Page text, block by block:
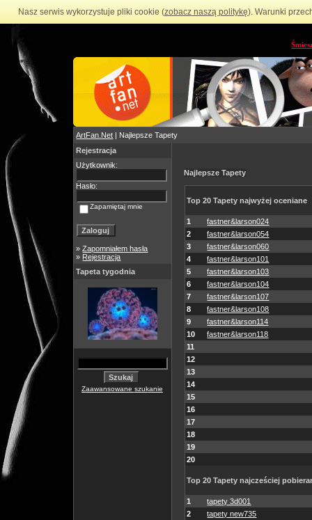
Nasz serwis wykorzystuje pliki cookie (zobacz naszą politykę). Warunki
ArtFan.Net | Najlepsze Tapety
Rejestracja
Użytkownik:
Hasło:
Zapamiętaj mnie
»Zapomniałem hasła
» Rejestracja
Tapeta tygodnia
Zaawansowane szukanie
Najlepsze Tapety
Top 20 Tapety najwyżej oceniane
1
fastner&larson024
2
fastner&larson054
3
fastner&larson060
4
fastner&larson101
5
fastner&larson103
6
fastner&larson104
7
fastner&larson107
8
fastner&larson108
9
fastner&larson114
10
fastner&larson118
11
12
13
14
15
16
17
18
19
20
Top 20 Tapety najcześciej
1
tapety 3d001
2
tapety new735